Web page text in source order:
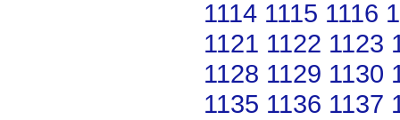
1114 1115 1116
1121 1122 1123
1128 1129 1130
1135 1136 1137